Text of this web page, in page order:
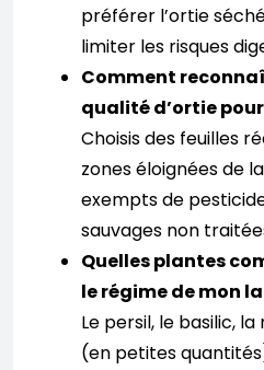
préférer l’ortie
limiter les risques
Comment
qualité d’ortie
Choisis des feuilles
zones éloignées de
exempts de
sauvages non
Quelles plantes
le régime de mon
Le persil, le basilic,
(en petites